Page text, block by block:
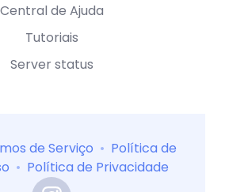
Central de Ajuda
Tutoriais
Server status
de Serviço • Política de
• Política de Privacidade